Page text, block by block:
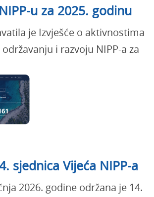
u za 2025. godinu
je Izvješće o aktivnostima
i razvoju NIPP-a za
sjednica Vijeća NIPP-a
2026. godine održana je 14.